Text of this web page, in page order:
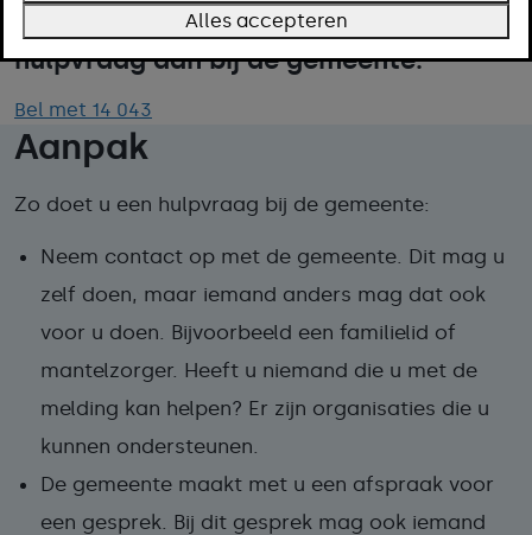
ondersteuning nodig? Meld uw
hulpvraag dan bij de gemeente.
Bel met 14 043
Aanpak
Zo doet u een hulpvraag bij de gemeente:
Neem contact op met de gemeente. Dit mag u
zelf doen, maar iemand anders mag dat ook
voor u doen. Bijvoorbeeld een familielid of
mantelzorger. Heeft u niemand die u met de
melding kan helpen? Er zijn organisaties die u
kunnen ondersteunen.
De gemeente maakt met u een afspraak voor
een gesprek. Bij dit gesprek mag ook iemand
Alles accepteren